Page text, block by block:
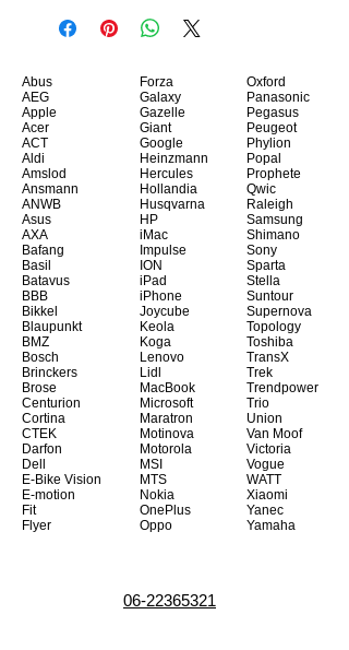
Abus
AEG
Apple
Acer
ACT
Aldi
Amslod
Ansmann
ANWB
Asus
AXA
Bafang
Basil
Batavus
BBB
Bikkel
Blaupunkt
BMZ
Bosch
Brinckers
Brose
Centurion
Cortina
CTEK
Darfon
Dell
E-Bike Vision
E-motion
Fit
Flyer
Forza
Galaxy
Gazelle
Giant
Google
Heinzmann
Hercules
Hollandia
Husqvarna
HP
iMac
Impulse
ION
iPad
iPhone
Joycube
Keola
Koga
Lenovo
Lidl
MacBook
Microsoft
Maratron
Motinova
Motorola
MSI
MTS
Nokia
OnePlus
Oppo
Oxford
Panasonic
Pegasus
Peugeot
Phylion
Popal
Prophete
Qwic
Raleigh
Samsung
Shimano
Sony
Sparta
Stella
Suntour
Supernova
Topology
Toshiba
TransX
Trek
Trendpower
Trio
Union
Van Moof
Victoria
Vogue
WATT
Xiaomi
Yanec
Yamaha
06-22365321